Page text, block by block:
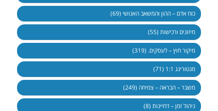
כוח אדם – ההון והמשאב האנושי (69)
מיזוגים ורכישות (55)
מיקור חוץ – לעסקים. (319)
מנטורינג 1:1 (71)
משבר – הבראה – צמיחה (249)
ניהול זמן – דחיינות (8)